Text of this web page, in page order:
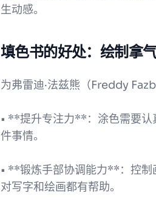
生动感。
填色书的好处：绘制拿
为弗雷迪·法兹熊（Freddy
• **提升专注力**：涂色需要认
件事情。
• **锻炼手部协调能力**：控制
对写字和绘画都有帮助。